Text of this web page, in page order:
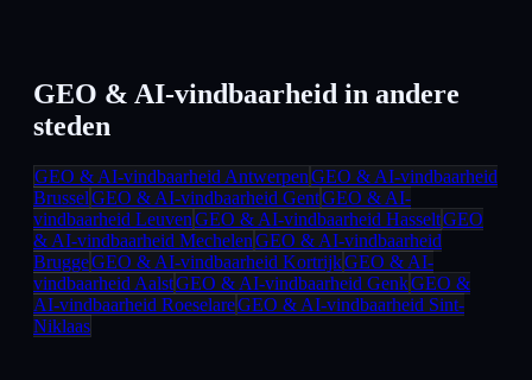
GEO & AI-vindbaarheid in andere
steden
GEO & AI-vindbaarheid AntwerpenGEO & AI-vindbaarheid
BrusselGEO & AI-vindbaarheid GentGEO & AI-
vindbaarheid LeuvenGEO & AI-vindbaarheid HasseltGEO
& AI-vindbaarheid MechelenGEO & AI-vindbaarheid
BruggeGEO & AI-vindbaarheid KortrijkGEO & AI-
vindbaarheid AalstGEO & AI-vindbaarheid GenkGEO &
AI-vindbaarheid RoeselareGEO & AI-vindbaarheid Sint-
Niklaas